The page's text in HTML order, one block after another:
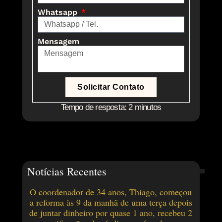
Whatsapp
Mensagem
Solicitar Contato
Tempo de resposta: 2 minutos
Notícias Recentes
O coordenador de 34 anos, Thiago, começou
a reforma às 9 da manhã de uma terça depois
de juntar dinheiro por quase 1 ano, recebeu 2